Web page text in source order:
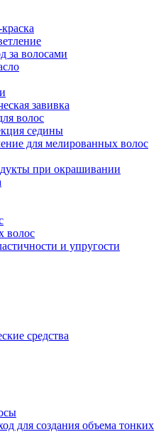
за волосами
завивка
волос
седины
для мелированных волос
при окрашивании
волос
и упругости
средства
для создания объема тонких